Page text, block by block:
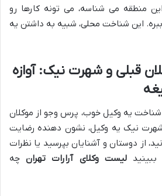
منطقه می شناسه، می تونه کارها رو
این شناخت محلی، شبیه به داشتن یه
قبلی و شهرت نیک: آوازه
شناخت یه وکیل خوب، پرس وجو از موکلان
نیک یه وکیل، نشون دهنده رضایت
از دوستان و آشنایان بپرسید یا نظرات
ببینیدلیست وکلای آرارات تهرانچه